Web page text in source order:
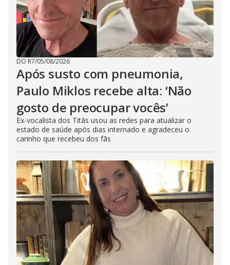
DO R7/05/08/2026
Após susto com pneumonia,
Paulo Miklos recebe alta: ‘Não
gosto de preocupar vocês’
Ex-vocalista dos Titãs usou as redes para atualizar o
estado de saúde após dias internado e agradeceu o
carinho que recebeu dos fãs